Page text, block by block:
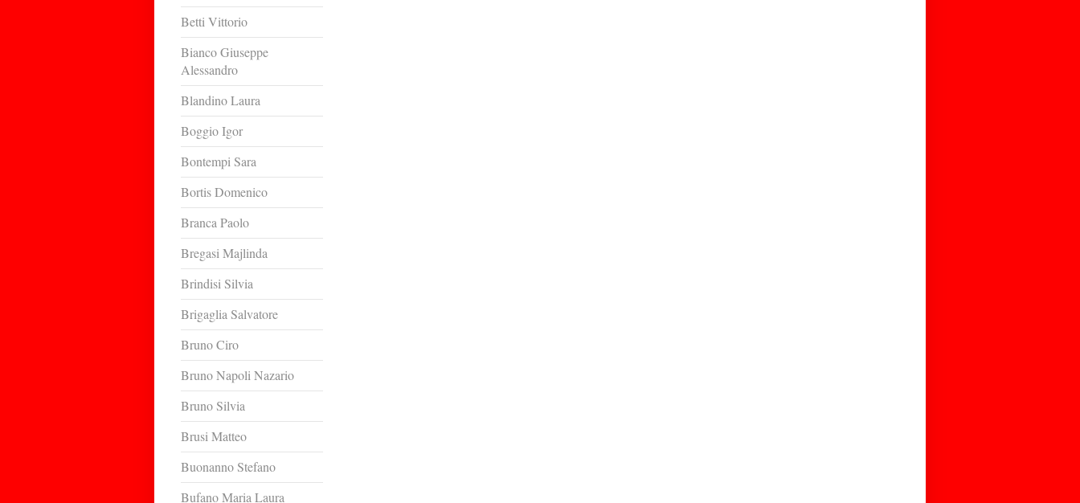
Betti Vittorio
Bianco Giuseppe
Alessandro
Blandino Laura
Boggio Igor
Bontempi Sara
Bortis Domenico
Branca Paolo
Bregasi Majlinda
Brindisi Silvia
Brigaglia Salvatore
Bruno Ciro
Bruno Napoli Nazario
Bruno Silvia
Brusi Matteo
Buonanno Stefano
Bufano Maria Laura